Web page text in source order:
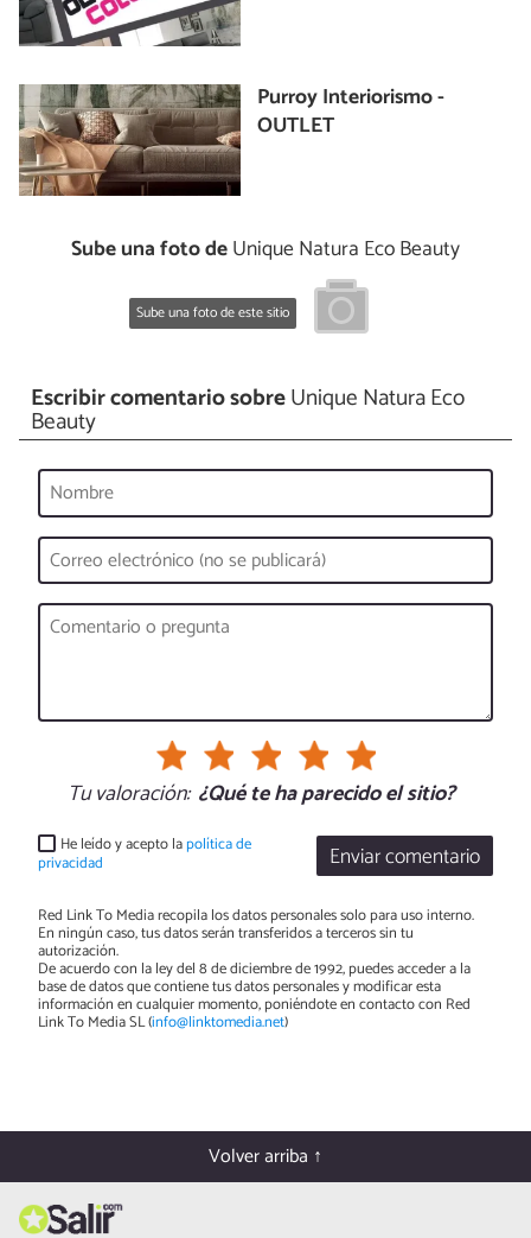
Purroy Interiorismo -
OUTLET
Sube una foto deUnique Natura Eco Beauty
Sube una foto de este sitio
Escribir comentario sobreUnique Natura Eco
Beauty
Tu valoración: ¿Qué te ha parecido el sitio?
Enviar comentario
He leído y acepto lapolítica de
privacidad
Red Link To Media recopila los datos personales solo para uso interno.
En ningún caso, tus datos serán transferidos a terceros sin tu
autorización.
De acuerdo con la ley del 8 de diciembre de 1992, puedes acceder a la
base de datos que contiene tus datos personales y modificar esta
información en cualquier momento, poniéndote en contacto con Red
Link To Media SL (info@linktomedia.net)
Volver arriba ↑